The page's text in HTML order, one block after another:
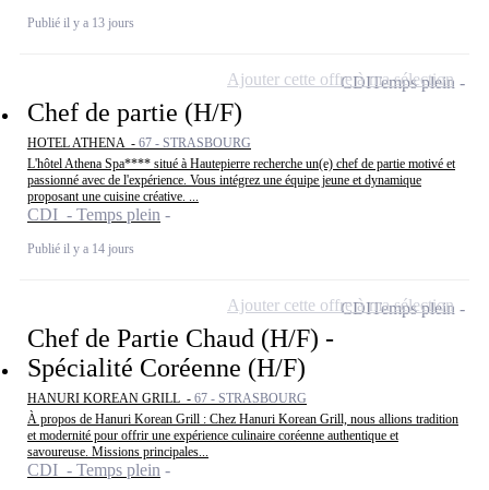
Publié il y a 13 jours
Chef de partie (H/F)
HOTEL ATHENA - 67 - STRASBOURG
L'hôtel Athena Spa**** situé à Hautepierre recherche un(e) chef de partie motivé et
passionné avec de l'expérience. Vous intégrez une équipe jeune et dynamique
proposant une cuisine créative. ...
CDI - Temps plein
Publié il y a 14 jours
CDITemps plein
Ajouter cette offre à ma sélection
Chef de Partie Chaud (H/F) -
Spécialité Coréenne (H/F)
HANURI KOREAN GRILL - 67 - STRASBOURG
À propos de Hanuri Korean Grill : Chez Hanuri Korean Grill, nous allions tradition
et modernité pour offrir une expérience culinaire coréenne authentique et
savoureuse. Missions principales...
CDI - Temps plein
CDITemps plein
Ajouter cette offre à ma sélection